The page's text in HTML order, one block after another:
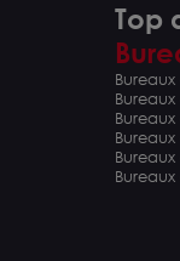
Bureaux à
Top